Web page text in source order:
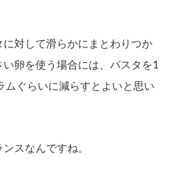
対して滑らかにまとわりつか
卵を使う場合には、パスタを1
ムぐらいに減らすとよいと思い
スなんですね。